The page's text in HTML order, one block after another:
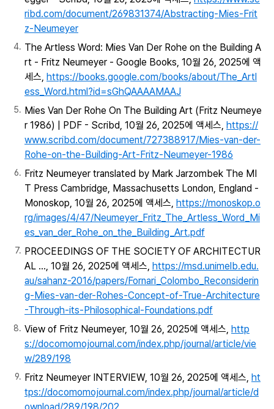
ribd.com/document/269831374/Abstracting-Mies-Frit
z-Neumeyer
The Artless Word: Mies Van Der Rohe on the Building A
rt - Fritz Neumeyer - Google Books, 10월 26, 2025에 액
세스, https://books.google.com/books/about/The_Artl
ess_Word.html?id=sGhQAAAAMAAJ
Mies Van Der Rohe On The Building Art (Fritz Neumeye
r 1986) | PDF - Scribd, 10월 26, 2025에 액세스, https://
www.scribd.com/document/727388917/Mies-van-der-
Rohe-on-the-Building-Art-Fritz-Neumeyer-1986
Fritz Neumeyer translated by Mark Jarzombek The MI
T Press Cambridge, Massachusetts London, England -
Monoskop, 10월 26, 2025에 액세스, https://monoskop.o
rg/images/4/47/Neumeyer_Fritz_The_Artless_Word_Mi
es_van_der_Rohe_on_the_Building_Art.pdf
PROCEEDINGS OF THE SOCIETY OF ARCHITECTUR
AL ..., 10월 26, 2025에 액세스, https://msd.unimelb.edu.
au/sahanz-2016/papers/Fornari_Colombo_Reconsiderin
g-Mies-van-der-Rohes-Concept-of-True-Architecture
-Through-its-Philosophical-Foundations.pdf
View of Fritz Neumeyer, 10월 26, 2025에 액세스, http
s://docomomojournal.com/index.php/journal/article/vie
w/289/198
Fritz Neumeyer INTERVIEW, 10월 26, 2025에 액세스, ht
tps://docomomojournal.com/index.php/journal/article/d